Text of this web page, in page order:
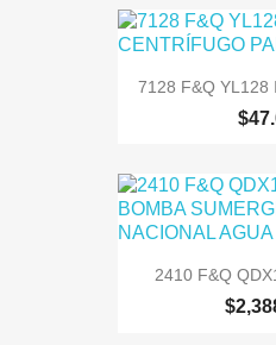
7128 F&Q YL128
2410 F&Q